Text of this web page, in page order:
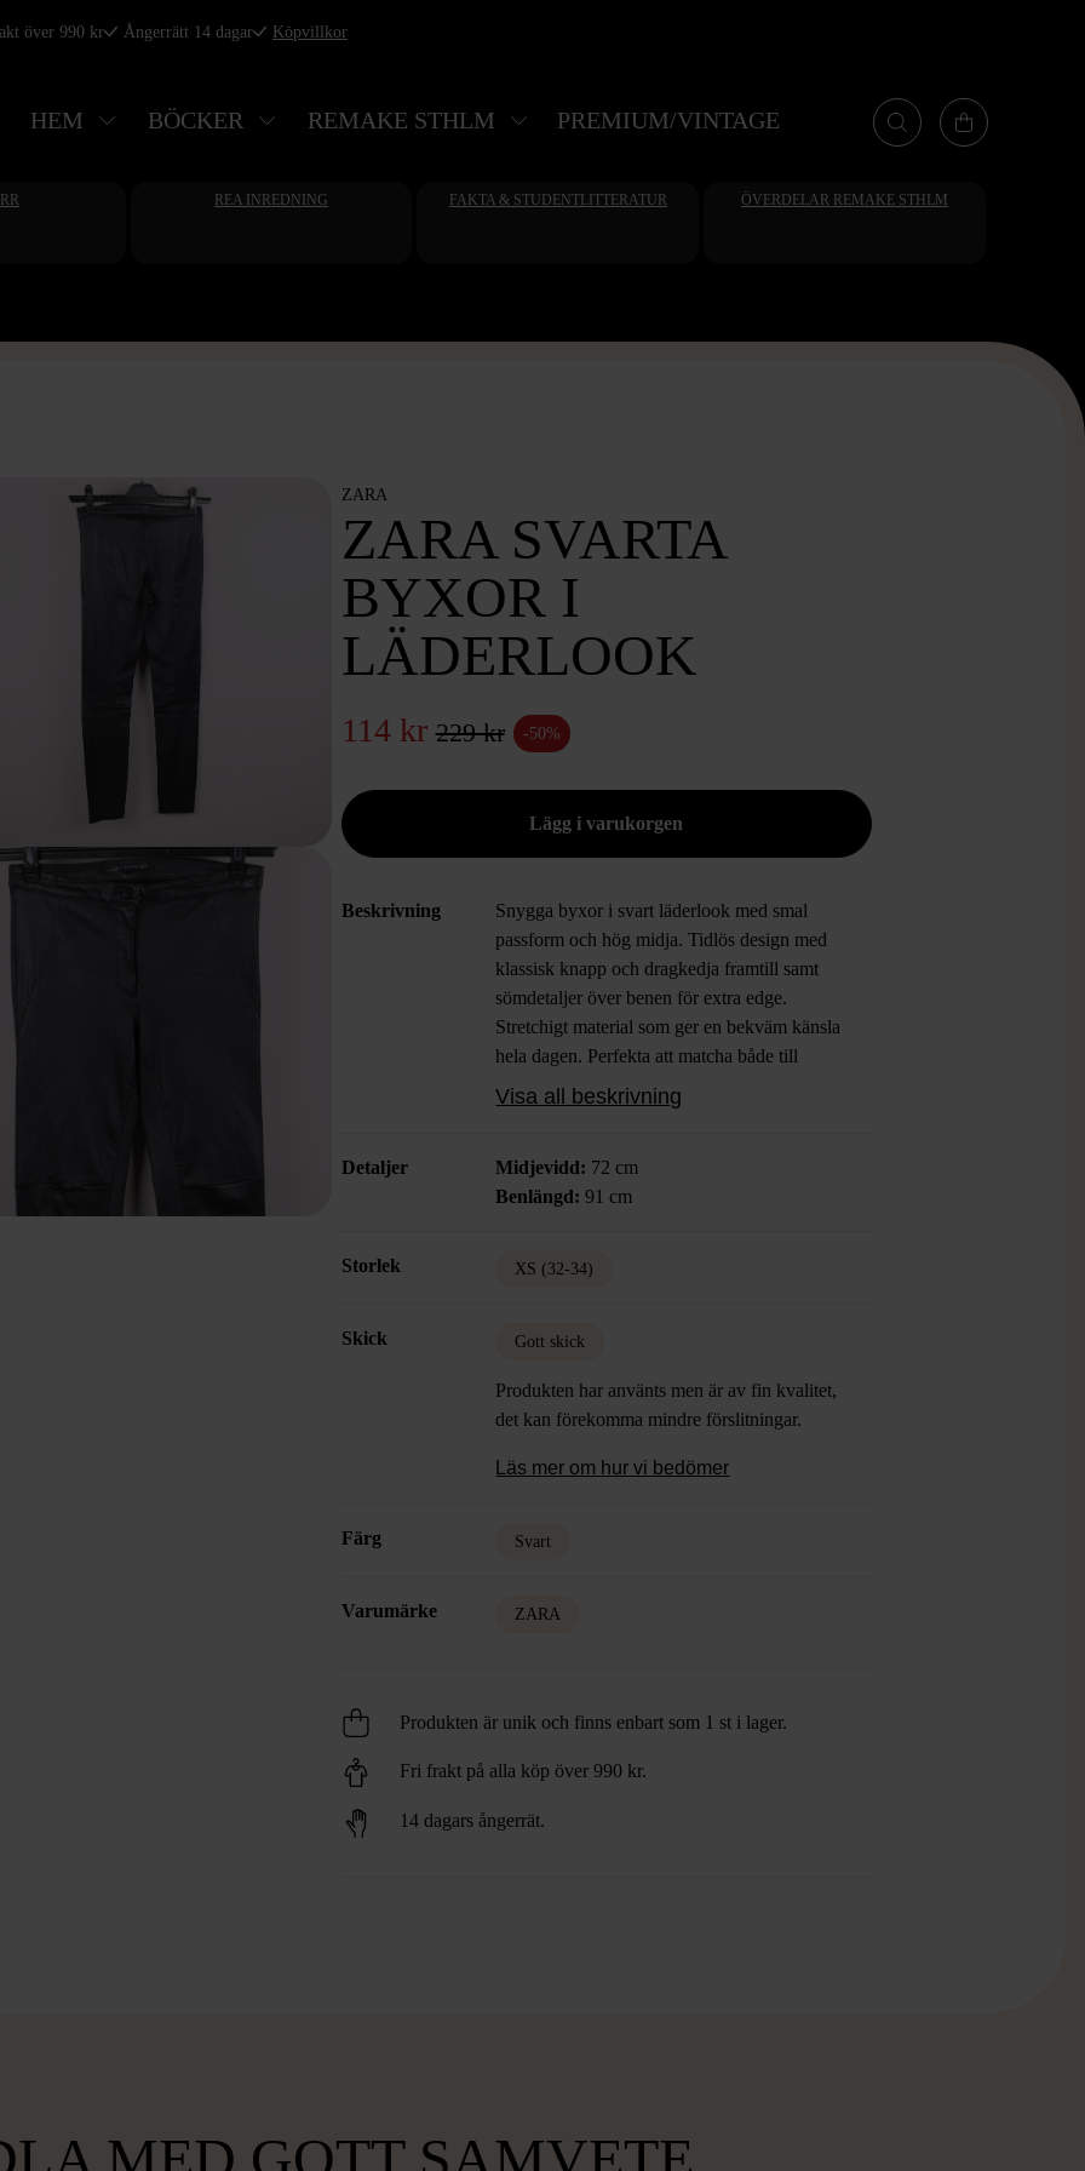
över 990 kr Ångerrätt 14 dagar Köpvillkor
HEM BÖCKER REMAKE STHLM PREMIUM/VINTAGE
REA INREDNING FAKTA & STUDENTLITTERATUR ÖVERDELAR REMAKE STHLM
ZARA
ZARA SVARTA
BYXOR I
LÄDERLOOK
114 kr 229 kr -50%
Beskrivning
Snygga byxor i svart läderlook med smal
passform och hög midja. Tidlös design med
klassisk knapp och dragkedja framtill samt
sömdetaljer över benen för extra edge.
Stretchigt material som ger en bekväm känsla
hela dagen. Perfekta att matcha både till
vardag och fest för en stilren och trendig look.
Visa all beskrivning
Detaljer Midjevidd: 72 cm
Benlängd: 91 cm
Storlek XS (32-34)
Skick Gott skick
Produkten har använts men är av fin kvalitet,
det kan förekomma mindre förslitningar.
Läs mer om hur vi bedömer
Färg Svart
Varumärke ZARA
Produkten är unik och finns enbart som 1 st i lager.
Fri frakt på alla köp över 990 kr.
14 dagars ångerrät.
MED GOTT SAMVETE